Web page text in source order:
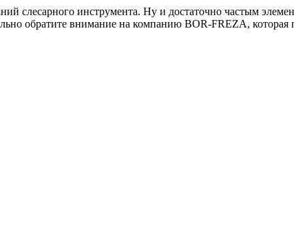
слесарного инструмента. Ну и достаточно частым
обратите внимание на компанию BOR-FREZA, которая